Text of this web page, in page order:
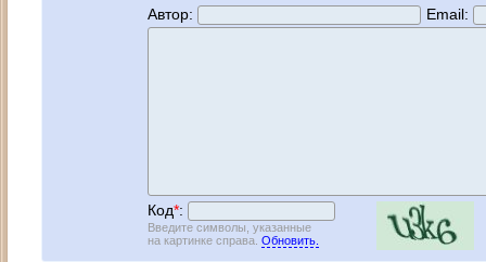
Автор: Email:
Код*:
Введите символы, указанные
на картинке справа. Обновить.